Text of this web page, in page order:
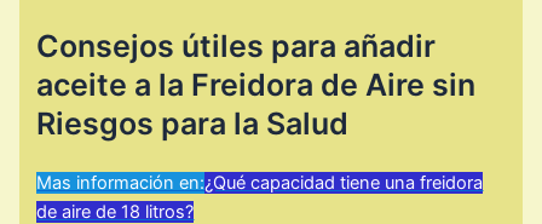
Consejos útiles para añadir
aceite a la Freidora de Aire sin
Riesgos para la Salud
Mas información en:¿Qué capacidad tiene una freidora
de aire de 18 litros?